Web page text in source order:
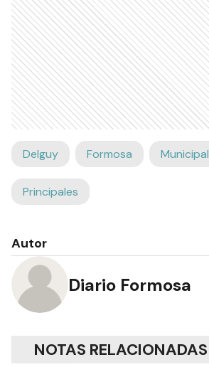
Delguy Formosa
Principales
Autor
Diario Formosa
NOTAS RELACIONADAS